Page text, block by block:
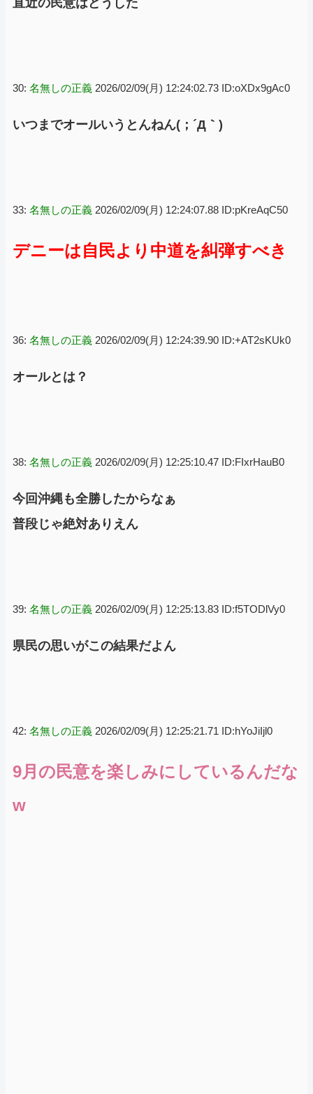
直近の民意はどうした
30: 名無しの正義 2026/02/09(月) 12:24:02.73 ID:oXDx9gAc0
いつまでオールいうとんねん(；´Д｀)
33: 名無しの正義 2026/02/09(月) 12:24:07.88 ID:pKreAqC50
デニーは自民より中道を糾弾すべき
36: 名無しの正義 2026/02/09(月) 12:24:39.90 ID:+AT2sKUk0
オールとは？
38: 名無しの正義 2026/02/09(月) 12:25:10.47 ID:FIxrHauB0
今回沖縄も全勝したからなぁ
普段じゃ絶対ありえん
39: 名無しの正義 2026/02/09(月) 12:25:13.83 ID:f5TODlVy0
県民の思いがこの結果だよん
42: 名無しの正義 2026/02/09(月) 12:25:21.71 ID:hYoJiIjl0
9月の民意を楽しみにしているんだな
w